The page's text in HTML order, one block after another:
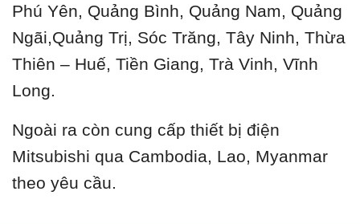
Phú Yên, Quảng Bình, Quảng Nam, Quảng
Ngãi,Quảng Trị, Sóc Trăng, Tây Ninh, Thừa
Thiên – Huế, Tiền Giang, Trà Vinh, Vĩnh
Long.
Ngoài ra còn cung cấp thiết bị điện
Mitsubishi qua Cambodia, Lao, Myanmar
theo yêu cầu.